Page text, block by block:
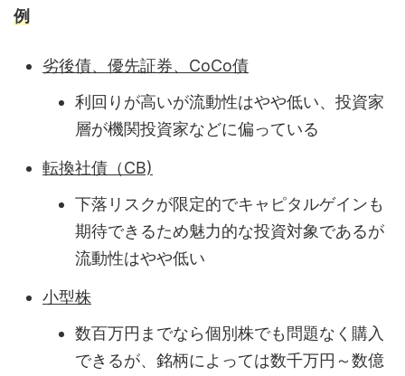
例
劣後債、優先証券、CoCo債
利回りが高いが流動性はやや低い、投資家
層が機関投資家などに偏っている
転換社債（CB)
下落リスクが限定的でキャピタルゲインも
期待できるため魅力的な投資対象であるが
流動性はやや低い
小型株
数百万円までなら個別株でも問題なく購入
できるが、銘柄によっては数千万円～数億